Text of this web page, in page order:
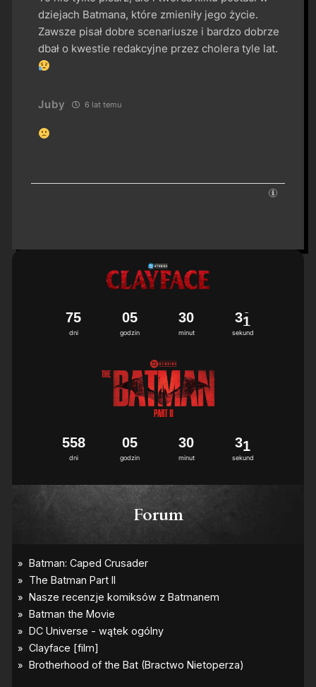
dziejach Batmana, które zmieniły jego życie.
Zawsze pisał dobre scenariusze i bardzo dobrze
dbał o kwestie redakcyjne przez cholera tyle lat.
Juby 6 lat temu
dni
75
godzin
05
minut
30
sekund
30
dni
558
godzin
05
minut
30
sekund
30
Forum